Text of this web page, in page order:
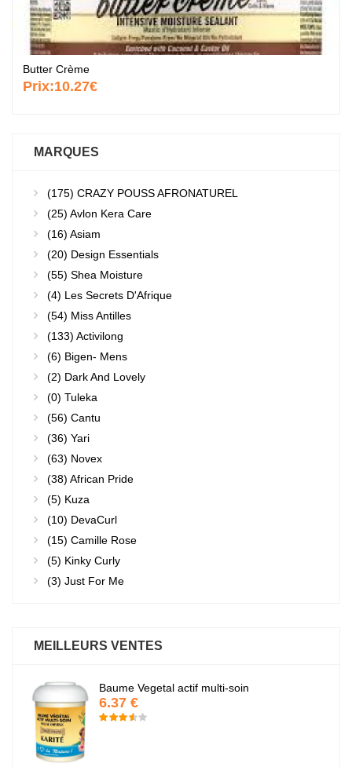
Butter Crème
Prix:10.27€
MARQUES
(175) CRAZY POUSS AFRONATUREL
(25) Avlon Kera Care
(16) Asiam
(20) Design Essentials
(55) Shea Moisture
(4) Les Secrets D'Afrique
(54) Miss Antilles
(133) Activilong
(6) Bigen- Mens
(2) Dark And Lovely
(0) Tuleka
(56) Cantu
(36) Yari
(63) Novex
(38) African Pride
(5) Kuza
(10) DevaCurl
(15) Camille Rose
(5) Kinky Curly
(3) Just For Me
MEILLEURS VENTES
Baume Vegetal actif multi-soin
6.37 €